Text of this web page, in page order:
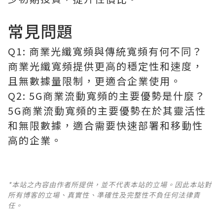
常見問題
Q1: 商業光纖寬頻與傳統寬頻有何不同？
商業光纖寬頻提供更高的穩定性和速度，
且無數據量限制，更適合企業使用。
Q2: 5G商業流動寬頻的主要優勢是什麼？
5G商業流動寬頻的主要優勢在於其靈活性
和無限數據，適合需要快速部署和移動性
高的企業。
*本站之內容由作者所提供，並不代表本站的立場。因此本站對
所有博客的立場、真實性、準確性及完整性不負任何法律責
任。